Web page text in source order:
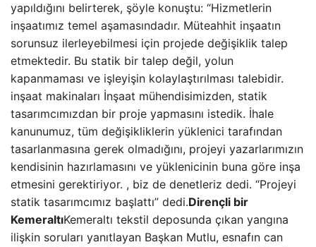
yapıldığını belirterek, şöyle konuştu: “Hizmetlerin
inşaatımız temel aşamasındadır. Müteahhit inşaatın
sorunsuz ilerleyebilmesi için projede değişiklik talep
etmektedir. Bu statik bir talep değil, yolun
kapanmaması ve işleyişin kolaylaştırılması talebidir.
inşaat makinaları İnşaat mühendisimizden, statik
tasarımcımızdan bir proje yapmasını istedik. İhale
kanunumuz, tüm değişikliklerin yüklenici tarafından
tasarlanmasına gerek olmadığını, projeyi yazarlarımızın
kendisinin hazırlamasını ve yüklenicinin buna göre inşa
etmesini gerektiriyor. , biz de denetleriz dedi. “Projeyi
statik tasarımcımız başlattı” dedi.Dirençli bir
KemeraltıKemeraltı tekstil deposunda çıkan yangına
ilişkin soruları yanıtlayan Başkan Mutlu, esnafın can